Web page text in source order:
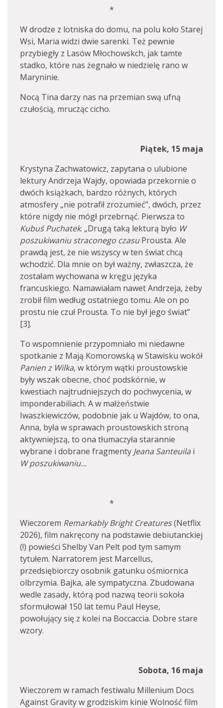
*
W drodze z lotniska do domu, na polu koło Starej
Wsi, Maria widzi dwie sarenki. Też pewnie
przybiegły z Lasów Młochowskch, jak tamte
stadko, które nas żegnało w niedzielę rano w
Maryninie.
Nocą Tina darzy nas na przemian swą ufną
czułością, mrucząc cicho.
Piątek, 15 maja
Krystyna Zachwatowicz, zapytana o ulubione
lektury Andrzeja Wajdy, opowiada przekornie o
dwóch książkach, bardzo różnych, których
atmosfery „nie potrafił zrozumieć”, dwóch, przez
które nigdy nie mógł przebrnąć. Pierwsza to
Kubuś Puchatek. „Drugą taką lekturą było W
poszukiwaniu straconego czasuProusta. Ale
prawdą jest, że nie wszyscy w ten świat chcą
wchodzić. Dla mnie on był ważny, zwłaszcza, że
zostałam wychowana w kręgu języka
francuskiego. Namawiałam nawet Andrzeja, żeby
zrobił film według ostatniego tomu. Ale on po
prostu nie czuł Prousta. To nie był jego świat”
[3].
To wspomnienie przypomniało mi niedawne
spotkanie z Mają Komorowską w Stawisku wokół
Panien z Wilka, w którym wątki proustowskie
były wszak obecne, choć podskórnie, w
kwestiach najtrudniejszych do pochwycenia, w
imponderabiliach. A w małżeństwie
Iwaszkiewiczów, podobnie jak u Wajdów, to ona,
Anna, była w sprawach proustowskich stroną
aktywniejszą, to ona tłumaczyła starannie
wybrane i dobrane fragmenty Jeana Santeuila i
W poszukiwaniu…
*
Wieczorem Remarkably Bright Creatures(Netflix
2026), film nakręcony na podstawie debiutanckiej
(!) powieści Shelby Van Pelt pod tym samym
tytułem. Narratorem jest Marcellus,
przedsiębiorczy osobnik gatunku ośmiornica
olbrzymia. Bajka, ale sympatyczna. Zbudowana
wedle zasady, którą pod nazwą teorii sokoła
sformułował 150 lat temu Paul Heyse,
powołujący się z kolei na Boccaccia. Dobre stare
wzory.
Sobota, 16 maja
Wieczorem w ramach festiwalu Millenium Docs
Against Gravity w grodziskim kinie Wolność film